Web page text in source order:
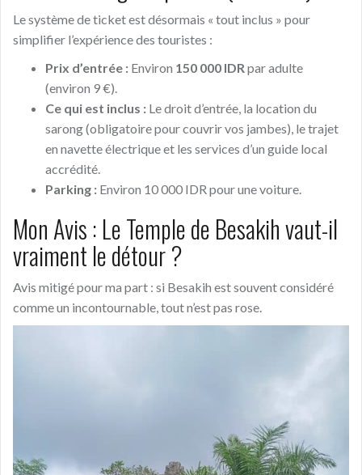
Le système de ticket est désormais « tout inclus » pour
simplifier l’expérience des touristes :
Prix d’entrée : Environ 150 000 IDR par adulte
(environ 9 €).
Ce qui est inclus : Le droit d’entrée, la location du
sarong (obligatoire pour couvrir vos jambes), le trajet
en navette électrique et les services d’un guide local
accrédité.
Parking : Environ 10 000 IDR pour une voiture.
Mon Avis : Le Temple de Besakih vaut-il
vraiment le détour ?
Avis mitigé pour ma part : si Besakih est souvent considéré
comme un incontournable, tout n’est pas rose.